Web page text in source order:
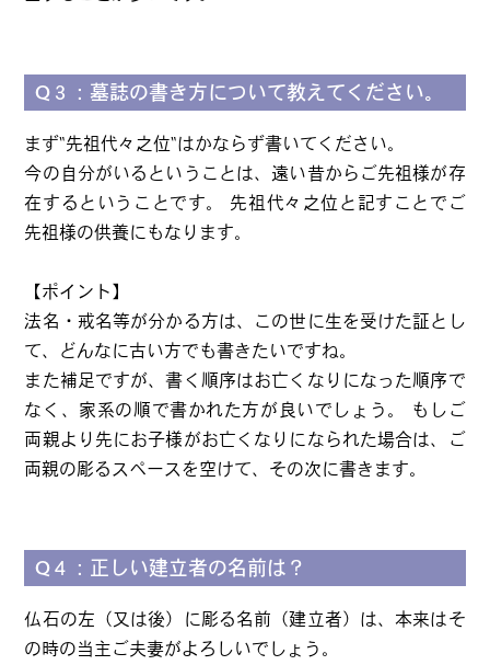
Q３：墓誌の書き方について教えてください。
まず“先祖代々之位“はかならず書いてください。
今の自分がいるということは、遠い昔からご先祖様が存
在するということです。 先祖代々之位と記すことでご
先祖様の供養にもなります。
【ポイント】
法名・戒名等が分かる方は、この世に生を受けた証とし
て、どんなに古い方でも書きたいですね。
また補足ですが、書く順序はお亡くなりになった順序で
なく、家系の順で書かれた方が良いでしょう。 もしご
両親より先にお子様がお亡くなりになられた場合は、ご
両親の彫るスペースを空けて、その次に書きます。
Q４：正しい建立者の名前は？
仏石の左（又は後）に彫る名前（建立者）は、本来はそ
の時の当主ご夫妻がよろしいでしょう。